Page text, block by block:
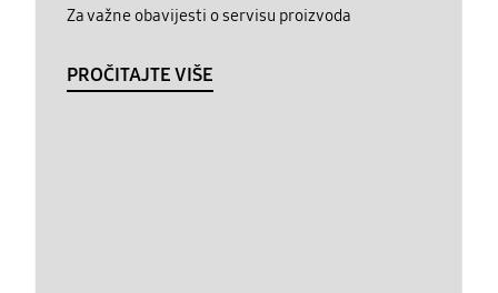
Za važne obavijesti o servisu proizvoda
PROČITAJTE VIŠE